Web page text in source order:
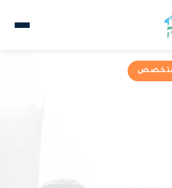
متخصص
المتخصصة في جنوب الجهراء